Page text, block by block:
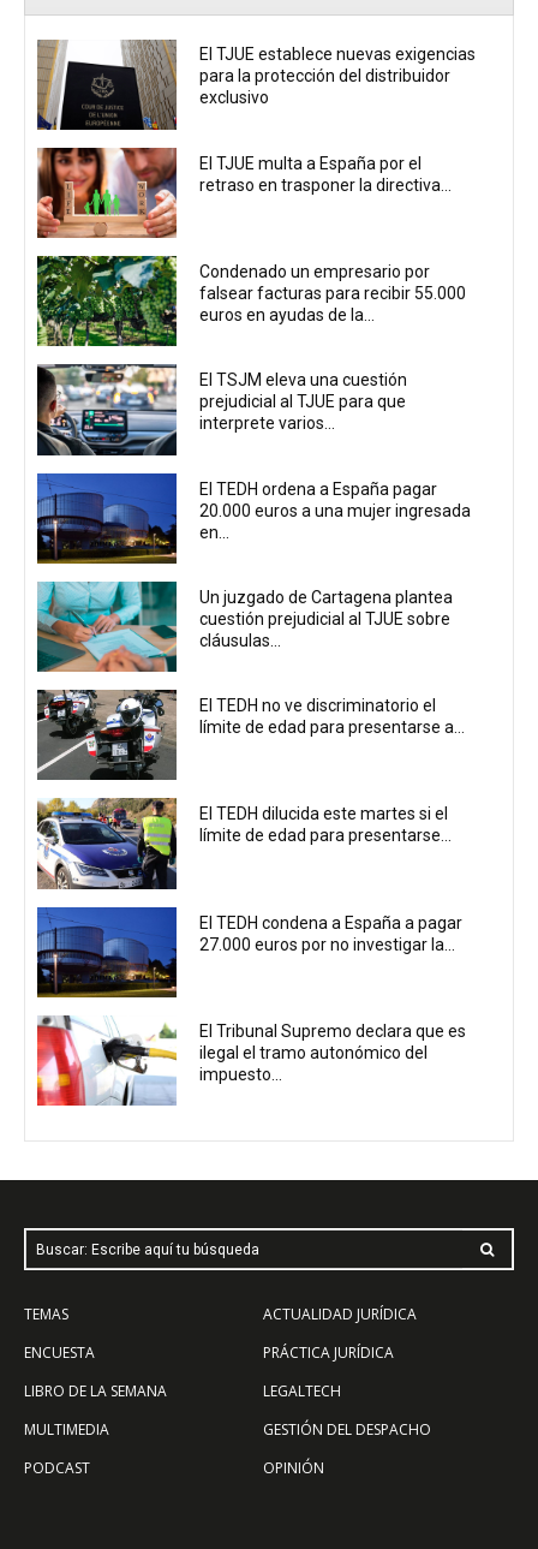
El TJUE establece nuevas exigencias
para la protección del distribuidor
exclusivo
El TJUE multa a España por el
retraso en trasponer la directiva...
Condenado un empresario por
falsear facturas para recibir 55.000
euros en ayudas de la...
El TSJM eleva una cuestión
prejudicial al TJUE para que
interprete varios...
El TEDH ordena a España pagar
20.000 euros a una mujer ingresada
en...
Un juzgado de Cartagena plantea
cuestión prejudicial al TJUE sobre
cláusulas...
El TEDH no ve discriminatorio el
límite de edad para presentarse a...
El TEDH dilucida este martes si el
límite de edad para presentarse...
El TEDH condena a España a pagar
27.000 euros por no investigar la...
El Tribunal Supremo declara que es
ilegal el tramo autonómico del
impuesto...
Buscar: Escribe aquí tu búsqueda
TEMAS
ENCUESTA
LIBRO DE LA SEMANA
MULTIMEDIA
PODCAST
ACTUALIDAD JURÍDICA
PRÁCTICA JURÍDICA
LEGALTECH
GESTIÓN DEL DESPACHO
OPINIÓN